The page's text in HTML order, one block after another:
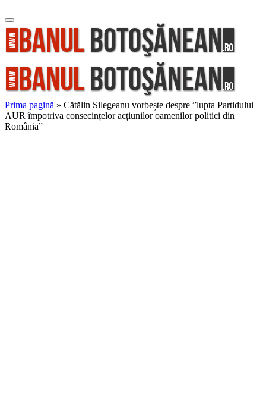
Prima pagină » Cătălin Silegeanu vorbește despre ”lupta Partidului
AUR împotriva consecințelor acțiunilor oamenilor politici din
România”